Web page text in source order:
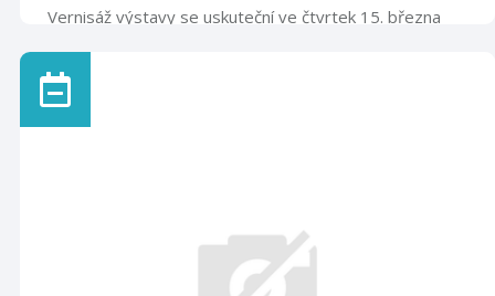
Vernisáž výstavy se uskuteční ve čtvrtek 15. března